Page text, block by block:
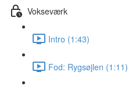
Vokseværk
Intro (1:43)
Fod: Rygsøjlen (1:11)